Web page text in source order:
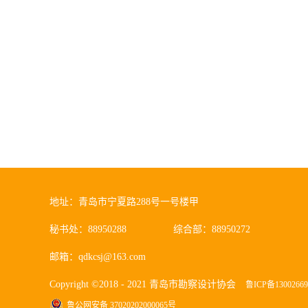
地址：青岛市宁夏路288号一号楼甲
秘书处：88950288 综合部：88950272
邮箱：qdkcsj@163.com
Copyright ©2018 - 2021 青岛市勘察设计协会 鲁ICP备
鲁公网安备 37020202000065号